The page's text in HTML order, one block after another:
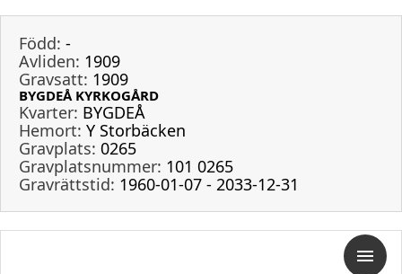
Född: -
Avliden: 1909
Gravsatt: 1909
BYGDEÅ KYRKOGÅRD
Kvarter: BYGDEÅ
Hemort: Y Storbäcken
Gravplats: 0265
Gravplatsnummer: 101 0265
Gravrättstid: 1960-01-07 - 2033-12-31